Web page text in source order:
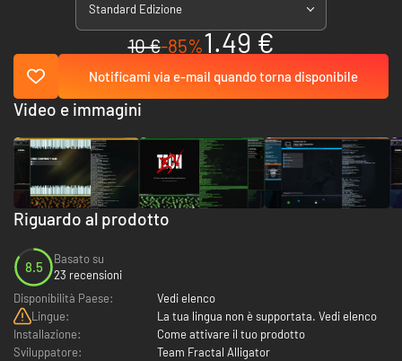
Standard Edizione
10 €-85%1.49 €
Notificami via e-mail quando torna disponibile
Riguardo al prodotto
8.5
Basato su
23 recensioni
Disponibilità Paese:
Vedi elenco
Lingue:
La tua lingua non è supportata. Vedi elenco
Installazione:
Come attivare il tuo prodotto
Sviluppatore:
Team Fractal Alligator
Video e immagini